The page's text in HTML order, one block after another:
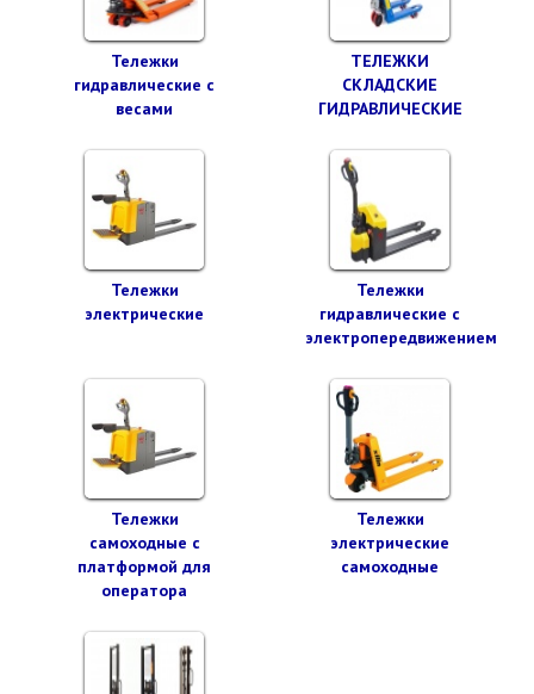
Тележки
гидравлические с
весами
ТЕЛЕЖКИ
СКЛАДСКИЕ
ГИДРАВЛИЧЕСКИЕ
Тележки
электрические
Тележки
гидравлические с
электропередвижением
Тележки
самоходные с
платформой для
оператора
Тележки
электрические
самоходные